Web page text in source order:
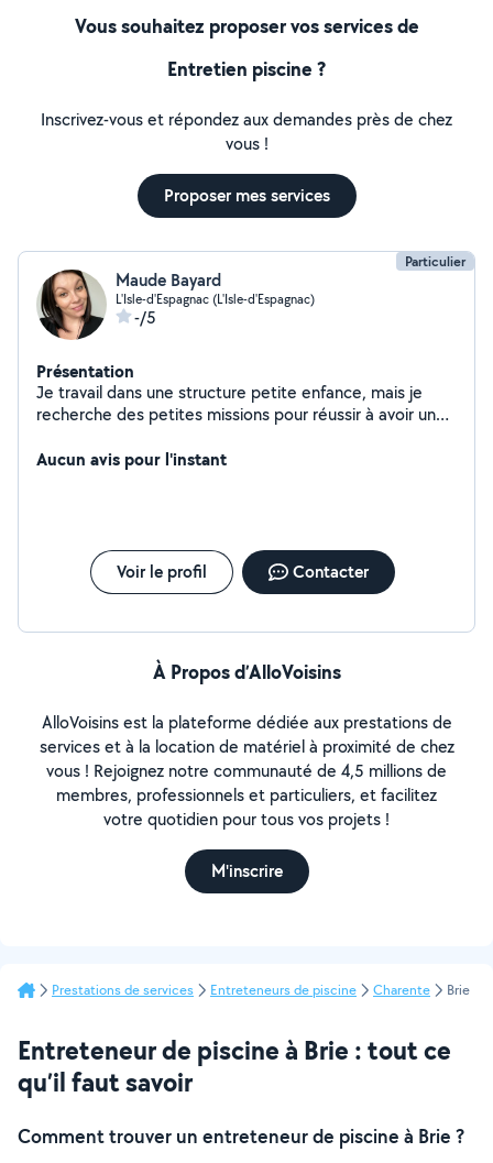
Vous souhaitez proposer vos services de
Entretien piscine ?
Inscrivez-vous et répondez aux demandes près de chez
vous !
Proposer mes services
Particulier
Maude Bayard
L'Isle-d'Espagnac (L'Isle-d'Espagnac)
-/5
Présentation
Je travail dans une structure petite enfance, mais je
recherche des petites missions pour réussir à avoir un
grâce à mes diplômes ainsi qu'à mes différents emplois.
l'accompagnement des enfants. J'adore les animaux et
je me ferai un plaisir de m'occuper de vos loulous si
Aucun avis pour l'instant
Voir le profil Contacter
À Propos d’AlloVoisins
AlloVoisins est la plateforme dédiée aux prestations de
services et à la location de matériel à proximité de chez
vous ! Rejoignez notre communauté de 4,5 millions de
membres, professionnels et particuliers, et facilitez
votre quotidien pour tous vos projets !
M'inscrire
Prestations de services Entreteneurs de piscine Charente Brie
Entreteneur de piscine à Brie : tout ce
qu’il faut savoir
Comment trouver un entreteneur de piscine à Brie ?